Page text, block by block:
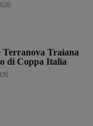
Traiana
di Coppa Italia